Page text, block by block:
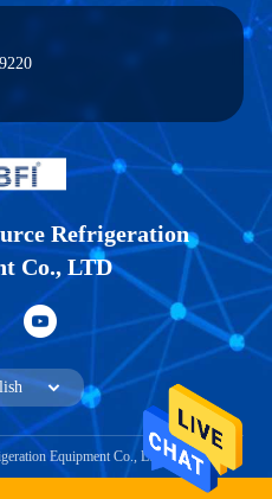
Refrigeration
Co., LTD
Equipment Co., LTD